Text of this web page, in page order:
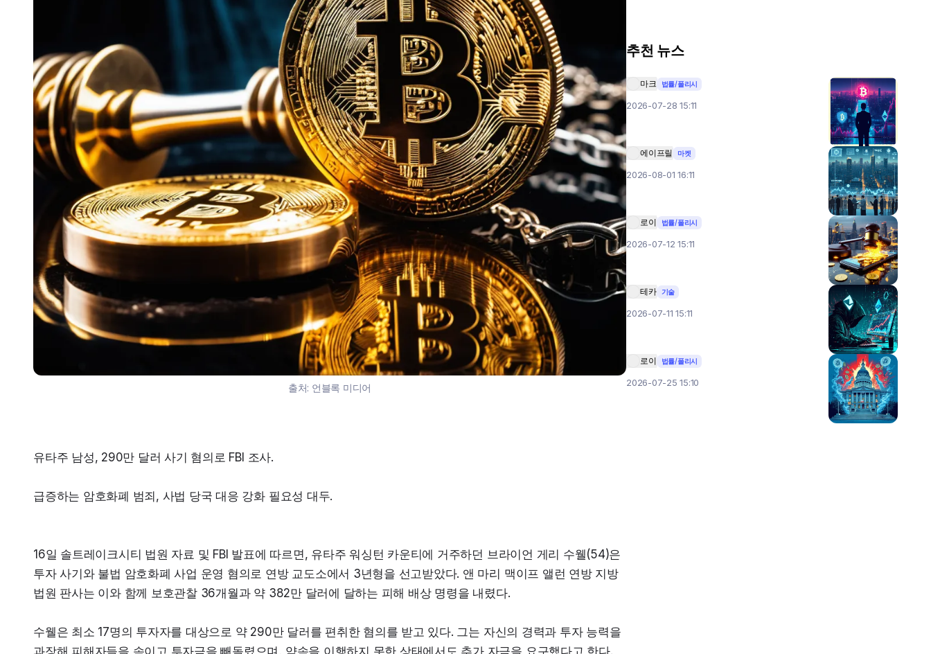
출처: 언블록 미디어
유타주 남성, 290만 달러 사기 혐의로 FBI 조사.
급증하는 암호화폐 범죄, 사법 당국 대응 강화 필요성 대두.
16일 솔트레이크시티 법원 자료 및 FBI 발표에 따르면, 유타주 워싱턴 카운티에 거주하던 브라이언 게리 수웰(54)은
투자 사기와 불법 암호화폐 사업 운영 혐의로 연방 교도소에서 3년형을 선고받았다. 앤 마리 맥이프 앨런 연방 지방
법원 판사는 이와 함께 보호관찰 36개월과 약 382만 달러에 달하는 피해 배상 명령을 내렸다.
수웰은 최소 17명의 투자자를 대상으로 약 290만 달러를 편취한 혐의를 받고 있다. 그는 자신의 경력과 투자 능력을
과장해 피해자들을 속이고 투자금을 빼돌렸으며, 약속을 이행하지 못한 상태에서도 추가 자금을 요구했다고 한다.
추천 뉴스
마크 법률/폴리시
2026-07-28 15:11
에이프릴 마켓
2026-08-01 16:11
로이 법률/폴리시
2026-07-12 15:11
테카 기술
2026-07-11 15:11
로이 법률/폴리시
2026-07-25 15:10